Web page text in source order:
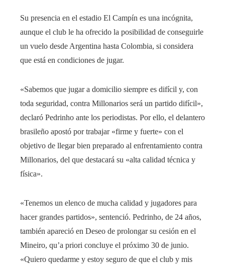
Su presencia en el estadio El Campín es una incógnita,
aunque el club le ha ofrecido la posibilidad de conseguirle
un vuelo desde Argentina hasta Colombia, si considera
que está en condiciones de jugar.
«Sabemos que jugar a domicilio siempre es difícil y, con
toda seguridad, contra Millonarios será un partido difícil»,
declaró Pedrinho ante los periodistas. Por ello, el delantero
brasileño apostó por trabajar «firme y fuerte» con el
objetivo de llegar bien preparado al enfrentamiento contra
Millonarios, del que destacará su «alta calidad técnica y
física».
«Tenemos un elenco de mucha calidad y jugadores para
hacer grandes partidos», sentenció. Pedrinho, de 24 años,
también apareció en Deseo de prolongar su cesión en el
Mineiro, qu’a priori concluye el próximo 30 de junio.
«Quiero quedarme y estoy seguro de que el club y mis